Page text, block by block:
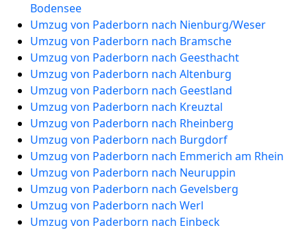
Bodensee
Umzug von Paderborn nach Nienburg/Weser
Umzug von Paderborn nach Bramsche
Umzug von Paderborn nach Geesthacht
Umzug von Paderborn nach Altenburg
Umzug von Paderborn nach Geestland
Umzug von Paderborn nach Kreuztal
Umzug von Paderborn nach Rheinberg
Umzug von Paderborn nach Burgdorf
Umzug von Paderborn nach Emmerich am Rhein
Umzug von Paderborn nach Neuruppin
Umzug von Paderborn nach Gevelsberg
Umzug von Paderborn nach Werl
Umzug von Paderborn nach Einbeck